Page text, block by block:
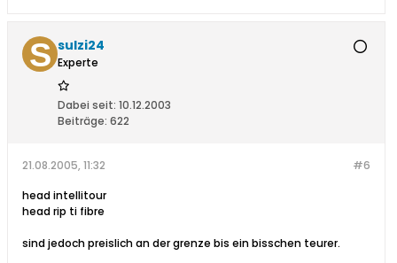
sulzi24
Experte
Dabei seit: 10.12.2003
Beiträge: 622
#6
21.08.2005, 11:32
head intellitour
head rip ti fibre
sind jedoch preislich an der grenze bis ein bisschen teurer.